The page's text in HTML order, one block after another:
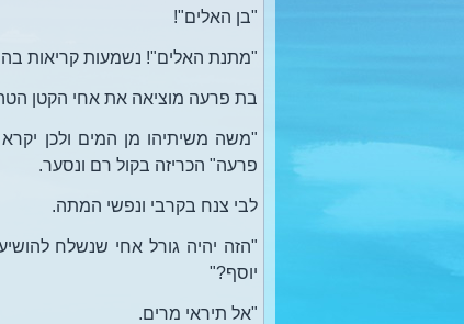
"בן האלים"!
"מתנת האלים"! נשמעות קריאות
בת פרעה מוציאה את אחי הקטן
"משה משיתיהו מן המים ולכן
פרעה" הכריזה בקול רם ונסער.
לבי צנח בקרבי ונפשי המתה.
"הזה יהיה גורל אחי שנשלח
יוסף?"
"אל תיראי מרים.